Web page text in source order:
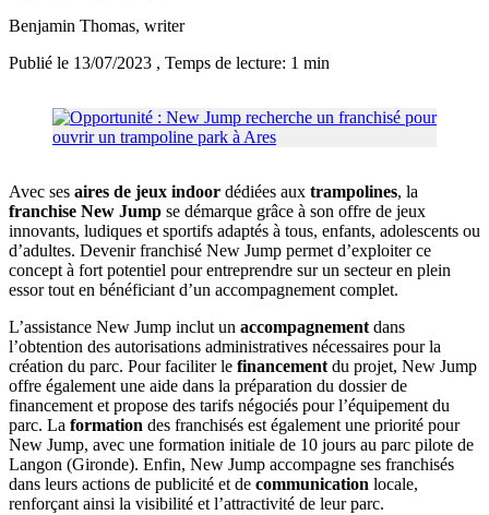
Benjamin Thomas, writer
Publié le 13/07/2023 , Temps de lecture: 1 min
Avec ses aires de jeux indoor dédiées aux trampolines, la
franchise New Jump se démarque grâce à son offre de jeux
innovants, ludiques et sportifs adaptés à tous, enfants, adolescents ou
d’adultes. Devenir franchisé New Jump permet d’exploiter ce
concept à fort potentiel pour entreprendre sur un secteur en plein
essor tout en bénéficiant d’un accompagnement complet.
L’assistance New Jump inclut un accompagnementdans
l’obtention des autorisations administratives nécessaires pour la
création du parc. Pour faciliter le financementdu projet, New Jump
offre également une aide dans la préparation du dossier de
financement et propose des tarifs négociés pour l’équipement du
parc. La formation des franchisés est également une priorité pour
New Jump, avec une formation initiale de 10 jours au parc pilote de
Langon (Gironde). Enfin, New Jump accompagne ses franchisés
dans leurs actions de publicité et de communication locale,
renforçant ainsi la visibilité et l’attractivité de leur parc.